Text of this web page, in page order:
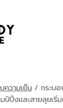
ความเย็น / กระบ
ป์ปิ้งและสายลุยเริ่